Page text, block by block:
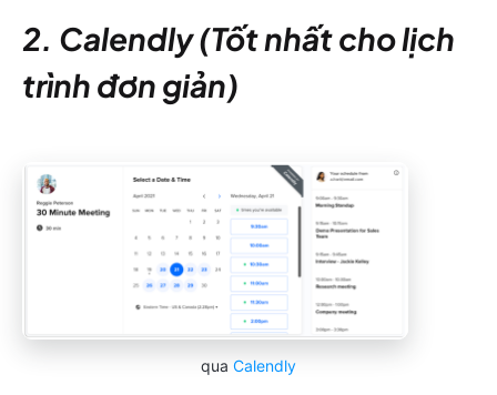
2. Calendly (Tốt nhất cho lịch
trình đơn giản)
qua Calendly